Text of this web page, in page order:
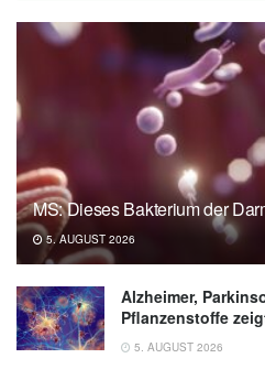
MS: Dieses Bakterium der
5. AUGUST 2026
Alzheimer,
Pflanzenstoffe
5. AUGUST 2026